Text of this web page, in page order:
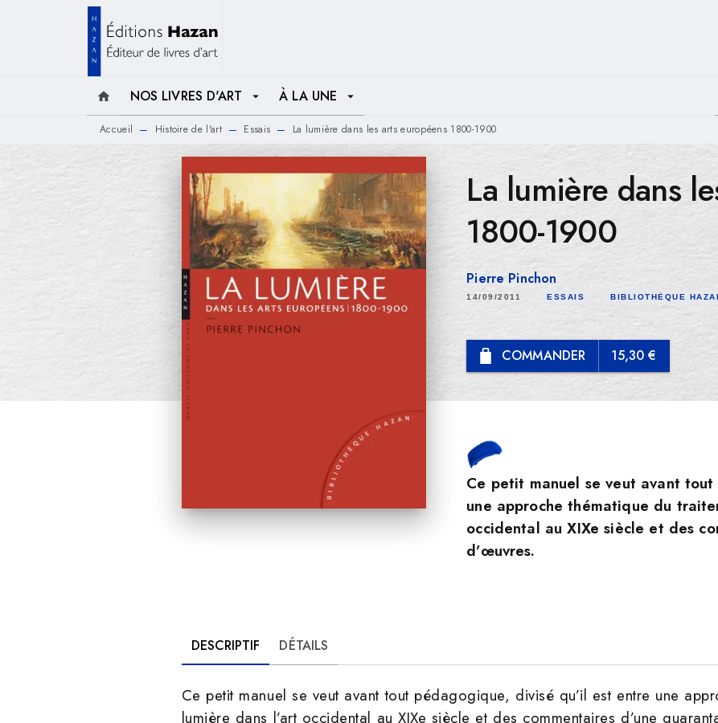
MENU RECHERCHE
home NOS LIVRES D'ART arrow_drop_down À LA UNE arrow_drop_down
Accueil — Histoire de l'art — Essais — La lumière dans les arts européens 1800-1900
La lumière dans
1800-1900
Pierre Pinchon
14/09/2011 ESSAIS BIBLIOTHÈQUE
COMMANDER 15,30 €
Ce petit manuel se veut avant
une approche thématique du
occidental au XIXe siècle et des
d’œuvres.
DESCRIPTIF DÉTAILS
Ce petit manuel se veut avant tout pédagogique, divisé qu’il est entre une
lumière dans l’art occidental au XIXe siècle et des commentaires d’une